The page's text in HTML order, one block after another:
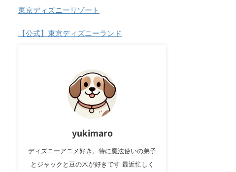
東京ディズニーリゾート
【公式】東京ディズニーランド
yukimaro
ディズニーアニメ好き。特に魔法使いの弟子
とジャックと豆の木が好きです 最近忙しく